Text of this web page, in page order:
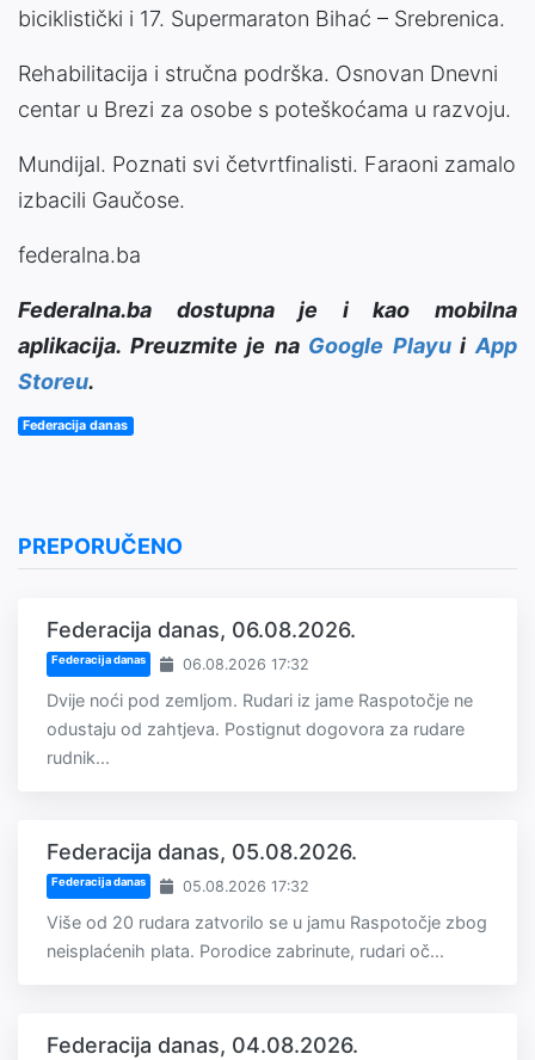
biciklistički i 17. Supermaraton Bihać – Srebrenica.
Rehabilitacija i stručna podrška. Osnovan Dnevni
centar u Brezi za osobe s poteškoćama u razvoju.
Mundijal. Poznati svi četvrtfinalisti. Faraoni zamalo
izbacili Gaučose.
federalna.ba
Federalna.ba dostupna je i kao mobilna
aplikacija. Preuzmite je na Google PlayuiApp
Storeu.
Federacija danas
PREPORUČENO
Federacija danas, 06.08.2026.
Federacija danas 06.08.2026 17:32
Dvije noći pod zemljom. Rudari iz jame Raspotočje ne
odustaju od zahtjeva. Postignut dogovora za rudare
rudnik...
Federacija danas, 05.08.2026.
Federacija danas 05.08.2026 17:32
Više od 20 rudara zatvorilo se u jamu Raspotočje zbog
neisplaćenih plata. Porodice zabrinute, rudari oč...
Federacija danas, 04.08.2026.